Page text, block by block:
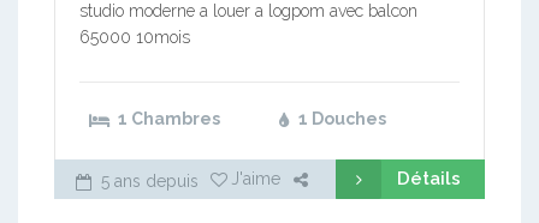
studio moderne a louer a logpom avec balcon
65000 10mois
1 Chambres 1 Douches
5 ans depuis J'aime Détails